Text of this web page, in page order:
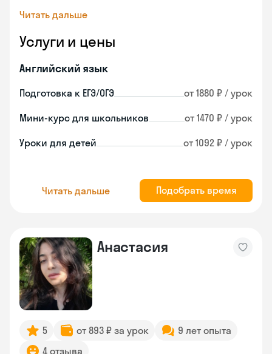
Читать дальше
Услуги и цены
Английский язык
Подготовка к ЕГЭ/ОГЭ от 1880 ₽ / урок
Мини-курс для школьников от 1470 ₽ / урок
Уроки для детей от 1092 ₽ / урок
Читать дальше Подобрать время
Анастасия
5 от 893 ₽ за урок
9 лет опыта
4 отзыва